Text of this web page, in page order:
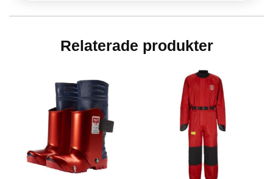
Relaterade produkter